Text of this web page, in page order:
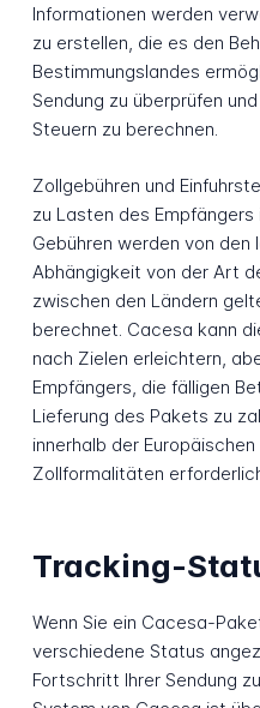
Informationen werden
zu erstellen, die es den
Bestimmungslandes
Sendung zu überprüfen
Steuern zu berechnen.
Zollgebühren und
zu Lasten des
Gebühren werden von den
Abhängigkeit von der Art
zwischen den Ländern
berechnet. Cacesa kann
nach Zielen erleichtern,
Empfängers, die fälligen
Lieferung des Pakets zu
innerhalb der
Zollformalitäten
Tracking-
Wenn Sie ein Cacesa-
verschiedene Status
Fortschritt Ihrer Sendung